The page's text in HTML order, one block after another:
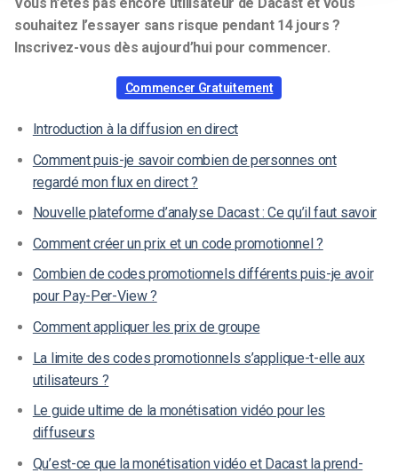
souhaitez l’essayer sans risque pendant 14 jours ?
Inscrivez-vous dès aujourd’hui pour commencer.
Commencer Gratuitement
Introduction à la diffusion en direct
Comment puis-je savoir combien de personnes ont
regardé mon flux en direct ?
Nouvelle plateforme d’analyse Dacast : Ce qu’il faut savoir
Comment créer un prix et un code promotionnel ?
Combien de codes promotionnels différents puis-je avoir
pour Pay-Per-View ?
Comment appliquer les prix de groupe
La limite des codes promotionnels s’applique-t-elle aux
utilisateurs ?
Le guide ultime de la monétisation vidéo pour les
diffuseurs
Qu’est-ce que la monétisation vidéo et Dacast la prend-